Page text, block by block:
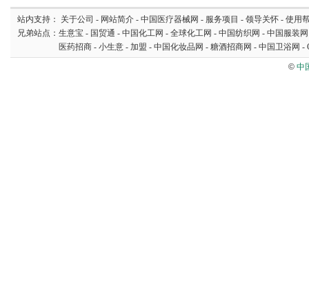
站内支持： 关于公司 - 网站简介 - 中国医疗器械网 - 服务项目 - 领导关怀 - 使用
兄弟站点： 生意宝 - 国贸通 - 中国化工网 - 全球化工网 - 中国纺织网 - 中国服装网
医药招商 - 小生意 - 加盟 - 中国化妆品网 - 糖酒招商网 - 中国卫浴网 -
© 中